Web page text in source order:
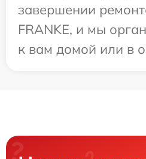
завершении
FRANKE, и мы
к вам домой или в